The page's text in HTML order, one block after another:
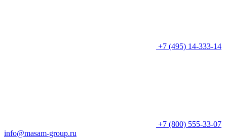
+7 (495) 14-333-14
+7 (800) 555-33-07
info@masam-group.ru